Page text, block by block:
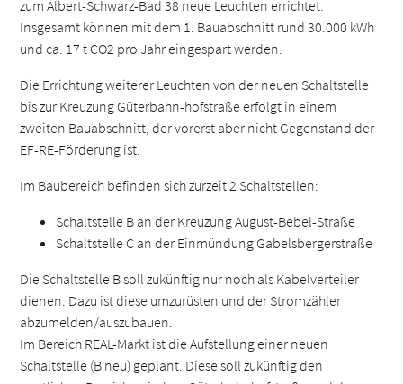
zum Albert-Schwarz-Bad 38 neue Leuchten errichtet.
Insgesamt können mit dem 1. Bauabschnitt rund 30.000 kWh
und ca. 17 t CO2 pro Jahr eingespart werden.
Die Errichtung weiterer Leuchten von der neuen Schaltstelle
bis zur Kreuzung Güterbahn-hofstraße erfolgt in einem
zweiten Bauabschnitt, der vorerst aber nicht Gegenstand der
EF-RE-Förderung ist.
Im Baubereich befinden sich zurzeit 2 Schaltstellen:
Schaltstelle B an der Kreuzung August-Bebel-Straße
Schaltstelle C an der Einmündung Gabelsbergerstraße
Die Schaltstelle B soll zukünftig nur noch als Kabelverteiler
dienen. Dazu ist diese umzurüsten und der Stromzähler
abzumelden/auszubauen.
Im Bereich REAL-Markt ist die Aufstellung einer neuen
Schaltstelle (B neu) geplant. Diese soll zukünftig den